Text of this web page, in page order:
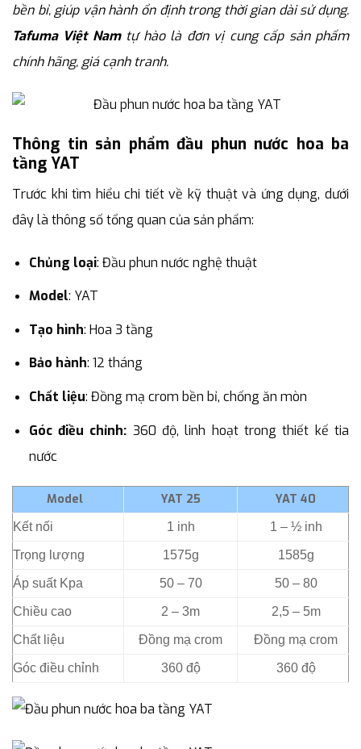
bền bỉ, giúp vận hành ổn định trong thời gian dài sử dụng.
Tafuma Việt Namtự hào là đơn vị cung cấp sản phẩm
chính hãng, giá cạnh tranh.
Thông tin sản phẩm đầu phun nước hoa ba
tầng YAT
Trước khi tìm hiểu chi tiết về kỹ thuật và ứng dụng, dưới
đây là thông số tổng quan của sản phẩm:
Chủng loại: Đầu phun nước nghệ thuật
Model: YAT
Tạo hình: Hoa 3 tầng
Bảo hành: 12 tháng
Chất liệu: Đồng mạ crom bền bỉ, chống ăn mòn
Góc điều chỉnh: 360 độ, linh hoạt trong thiết kế tia
nước
Model YAT 25 YAT 40
Kết nối 1 inh 1 – ½ inh
Trọng lượng 1575g 1585g
Áp suất Kpa 50 – 70 50 – 80
Chiều cao 2 – 3m 2,5 – 5m
Chất liệu Đồng mạ crom Đồng mạ crom
Góc điều chỉnh 360 độ 360 độ